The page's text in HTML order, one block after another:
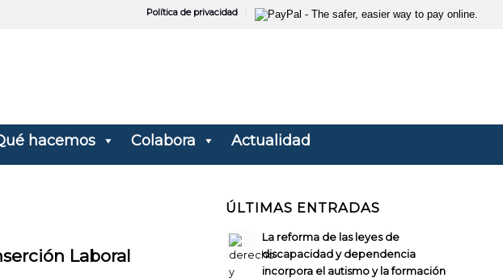
Política de privacidad
hacemos Colabora Actualidad
Laboral
ÚLTIMAS ENTRADAS
La reforma de las leyes de
discapacidad y dependencia
incorpora el autismo y la formación